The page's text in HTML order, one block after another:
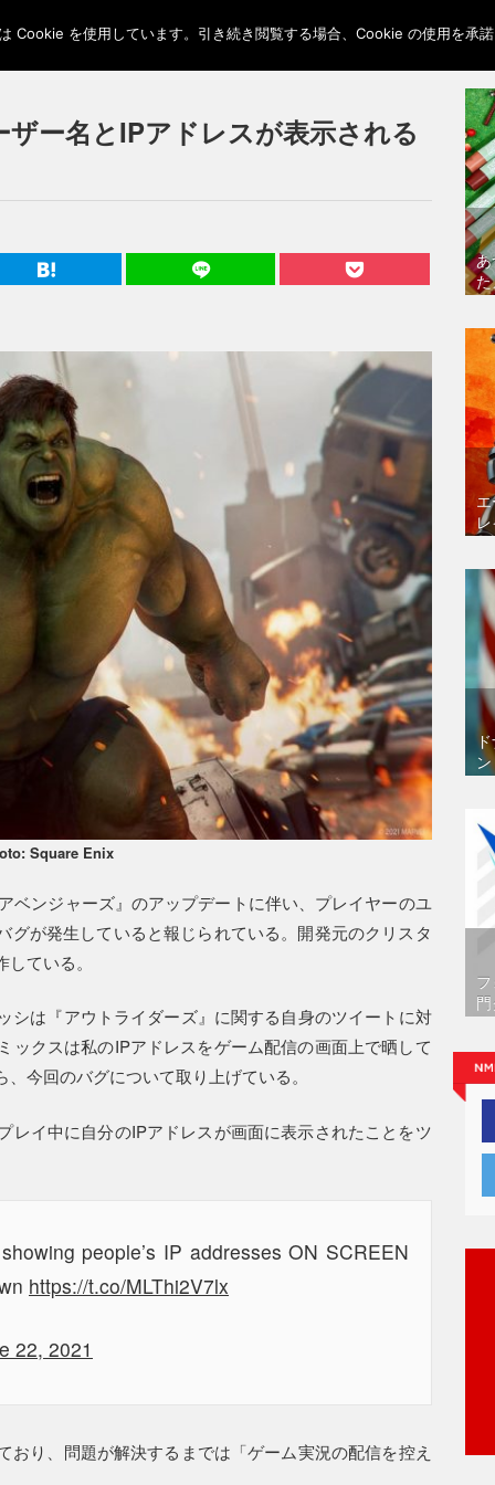
ー名とIPアドレスが表示される
Square Enix
ベンジャーズ』のアップデートに伴い、プレイヤーのユ
が発生していると報じられている。開発元のクリスタ
ている。
シは『アウトライダーズ』に関する自身のツイートに対
ックスは私のIPアドレスをゲーム配信の画面上で晒して
今回のバグについて取り上げている。
レイ中に自分のIPアドレスが画面に表示されたことをツ
people’s IP addresses ON SCREEN
https://t.co/MLThi2V7lx
22, 2021
り、問題が解決するまでは「ゲーム実況の配信を控え
あ
た
Cookie を使用しています。引き続き閲覧する場合、Cookie の使用を承